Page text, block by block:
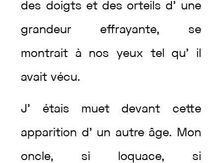
des doigts et des orteils d’ une
grandeur effrayante, se
montrait à nosyeux tel qu’ il
avaitvécu.
J’ étais muet devant cette
apparition d’ un autre âge. Mon
oncle, si loquace, si